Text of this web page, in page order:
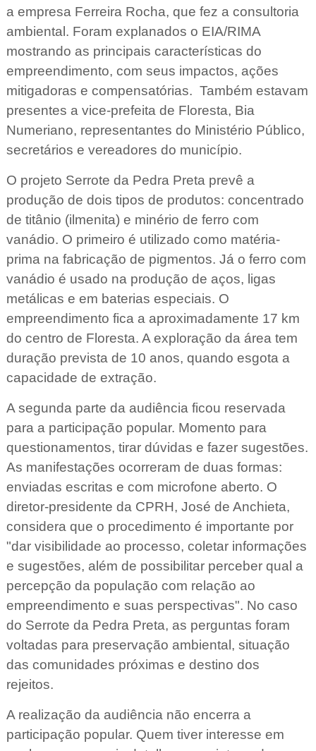
a empresa Ferreira Rocha, que fez a consultoria
ambiental. Foram explanados o EIA/RIMA
mostrando as principais características do
empreendimento, com seus impactos, ações
mitigadoras e compensatórias. Também estavam
presentes a vice-prefeita de Floresta, Bia
Numeriano, representantes do Ministério Público,
secretários e vereadores do município.
O projeto Serrote da Pedra Preta prevê a
produção de dois tipos de produtos: concentrado
de titânio (ilmenita) e minério de ferro com
vanádio. O primeiro é utilizado como matéria-
prima na fabricação de pigmentos. Já o ferro com
vanádio é usado na produção de aços, ligas
metálicas e em baterias especiais. O
empreendimento fica a aproximadamente 17 km
do centro de Floresta. A exploração da área tem
duração prevista de 10 anos, quando esgota a
capacidade de extração.
A segunda parte da audiência ficou reservada
para a participação popular. Momento para
questionamentos, tirar dúvidas e fazer sugestões.
As manifestações ocorreram de duas formas:
enviadas escritas e com microfone aberto. O
diretor-presidente da CPRH, José de Anchieta,
considera que o procedimento é importante por
"dar visibilidade ao processo, coletar informações
e sugestões, além de possibilitar perceber qual a
percepção da população com relação ao
empreendimento e suas perspectivas". No caso
do Serrote da Pedra Preta, as perguntas foram
voltadas para preservação ambiental, situação
das comunidades próximas e destino dos
rejeitos.
A realização da audiência não encerra a
participação popular. Quem tiver interesse em